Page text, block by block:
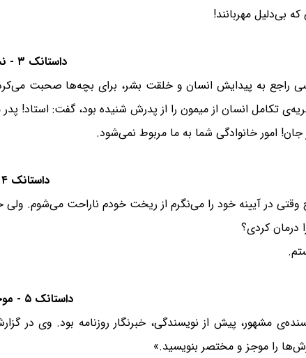
بی‌دلیل مهربانند!
داستانک ۳ - نسل میمون
راجع به پیدایش انسان و خلقت بشر، برای بچه‌ها صحبت
تکامل انسان از میمون را از پدرش شنیده بود، گفت: استاد!
امور خانوادگی شما به ما مربوط نمی‌شود.
داستانک ۴ - آیینه
در آیینه خود را می‌نگرم از ریخت خودم ناراحت می‌شوم. ولی
درمان کردی؟
داستانک ۵ - موجز و مختصر
مشهور، پیش از نویسندگی، خبرنگار روزنامه بود. وی در
را موجز و مختصر بنویسید.»